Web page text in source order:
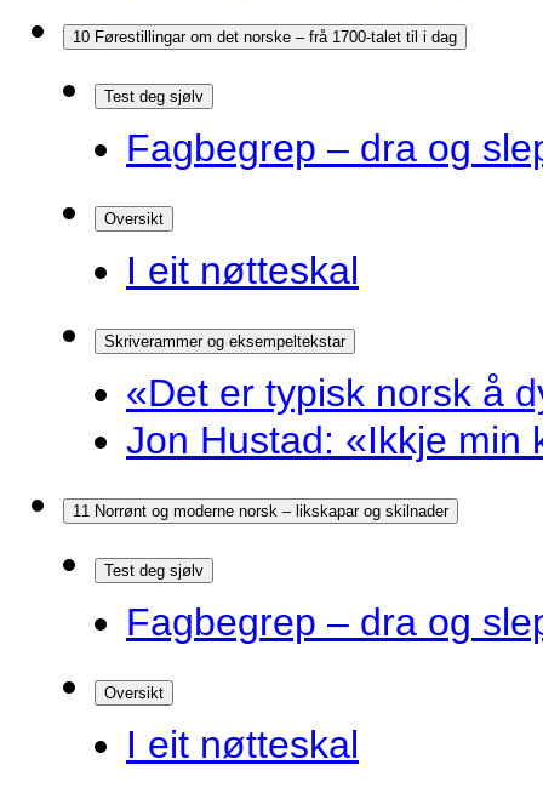
10 Førestillingar om det norske – frå 1700-talet til i dag
Test deg sjølv
Fagbegrep – dra og
Oversikt
I eit nøtteskal
Skriverammer og eksempeltekstar
«Det er typisk norsk å
Jon Hustad: «Ikkje min
11 Norrønt og moderne norsk – likskapar og skilnader
Test deg sjølv
Fagbegrep – dra og
Oversikt
I eit nøtteskal